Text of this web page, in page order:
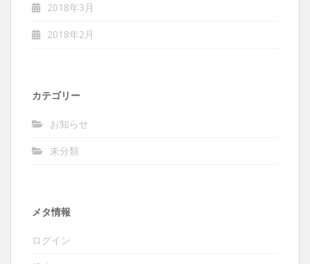
2018年3月
2018年2月
カテゴリー
お知らせ
未分類
メタ情報
ログイン